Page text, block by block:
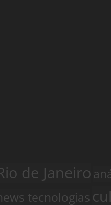
de Janeiro
tecnologias